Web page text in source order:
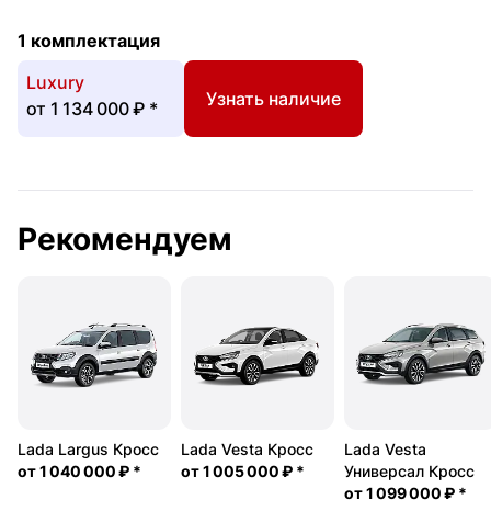
1 комплектация
Luxury
от 1 134 000 ₽ * Узнать наличие
Рекомендуем
Lada Largus Кросс
от1 040 000 ₽ *
Lada Vesta Кросс
от1 005 000 ₽ *
Lada Vesta
Универсал Кросс
от1 099 000 ₽ *